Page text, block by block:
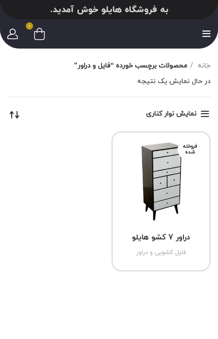
به فروشگاه هایلو خوش آمدید.
0
خانه
محصولات برچسب خورده “فایل و دراور”
در حال نمایش یک نتیجه
نمایش نوار کناری
فروخته
شده
دراور 7 کشو هایلو
فایل کشویی و دراور